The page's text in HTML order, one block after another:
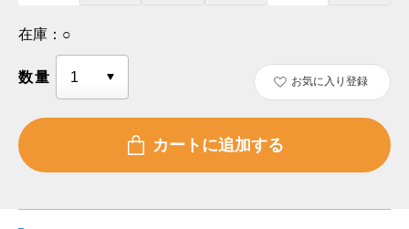
在庫： ○
数量 お気に入り登録